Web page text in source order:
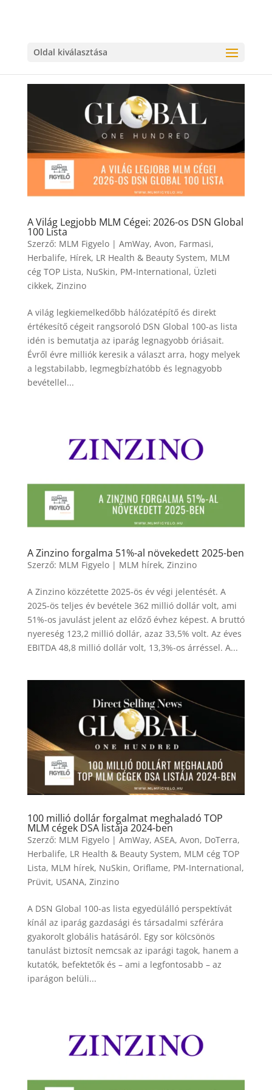
Oldal kiválasztása
A Világ Legjobb MLM Cégei: 2026-os DSN Global
100 Lista
Szerző: MLM Figyelo| AmWay, Avon, Farmasi,
Herbalife, Hírek, LR Health & Beauty System, MLM
cég TOP Lista, NuSkin, PM-International, Üzleti
cikkek, Zinzino
A világ legkiemelkedőbb hálózatépítő és direkt
értékesítő cégeit rangsoroló DSN Global 100-as lista
idén is bemutatja az iparág legnagyobb óriásait.
Évről évre milliók keresik a választ arra, hogy melyek
a legstabilabb, legmegbízhatóbb és legnagyobb
bevétellel...
A Zinzino forgalma 51%-al növekedett 2025-ben
Szerző: MLM Figyelo| MLM hírek, Zinzino
A Zinzino közzétette 2025-ös év végi jelentését. A
2025-ös teljes év bevétele 362 millió dollár volt, ami
51%-os javulást jelent az előző évhez képest. A bruttó
nyereség 123,2 millió dollár, azaz 33,5% volt. Az éves
EBITDA 48,8 millió dollár volt, 13,3%-os árréssel. A...
100 millió dollár forgalmat meghaladó TOP
MLM cégek DSA listája 2024-ben
Szerző: MLM Figyelo| AmWay, ASEA, Avon, DoTerra,
Herbalife, LR Health & Beauty System, MLM cég TOP
Lista, MLM hírek, NuSkin, Oriflame, PM-International,
Prüvit, USANA, Zinzino
A DSN Global 100-as lista egyedülálló perspektívát
kínál az iparág gazdasági és társadalmi szférára
gyakorolt ​​globális hatásáról. Egy sor kölcsönös
tanulást biztosít nemcsak az iparági tagok, hanem a
kutatók, befektetők és – ami a legfontosabb – az
iparágon belüli...